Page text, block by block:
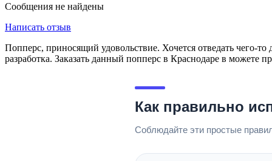
Сообщения не найдены
Написать отзыв
Попперс, приносящий удовольствие. Хочется отведать чего-
разработка. Заказать данный попперс в Краснодаре в можете
Как правильно
Соблюдайте эти простые